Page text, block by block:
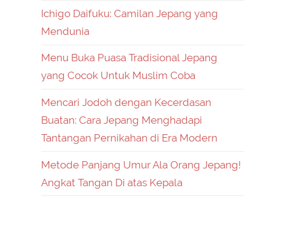
Ichigo Daifuku: Camilan Jepang yang
Mendunia
Menu Buka Puasa Tradisional Jepang
yang Cocok Untuk Muslim Coba
Mencari Jodoh dengan Kecerdasan
Buatan: Cara Jepang Menghadapi
Tantangan Pernikahan di Era Modern
Metode Panjang Umur Ala Orang Jepang!
Angkat Tangan Di atas Kepala